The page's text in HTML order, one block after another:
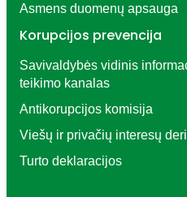
Asmens duomenų apsauga
Korupcijos prevencija
Savivaldybės vidinis
teikimo kanalas
Antikorupcijos komisija
Viešų ir privačių interesų
Turto deklaracijos